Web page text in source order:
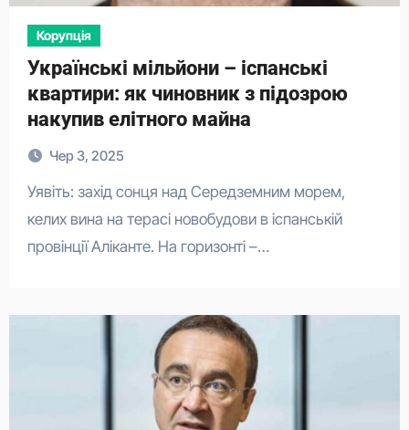
Корупція
Українські мільйони – іспанські
квартири: як чиновник з підозрою
накупив елітного майна
Чер 3, 2025
Уявіть: захід сонця над Середземним морем,
келих вина на терасі новобудови в іспанській
провінції Аліканте. На горизонті –…